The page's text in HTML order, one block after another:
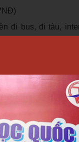
đi bus, đi tàu,
là các sinh
chỉ khoảng
học phí sẽ phụ
quá cao. Tổng
làm hồ sơ + phí